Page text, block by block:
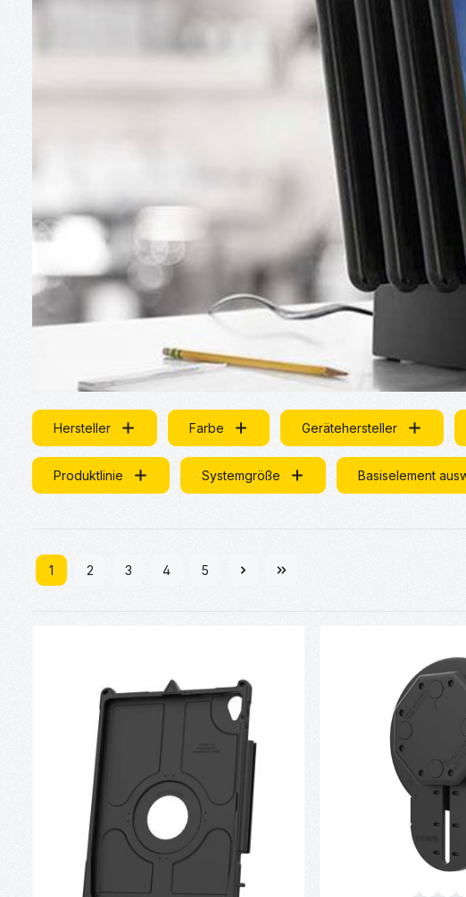
Hersteller Farbe Gerätehersteller
Produktlinie Systemgröße Basiselement
Seite
1
Seite
2
Seite
3
Seite
4
Seite
5